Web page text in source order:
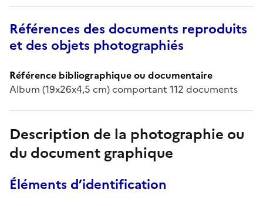
Références des documents reproduits
et des objets photographiés
Référence bibliographique ou documentaire
Album (19x26x4,5 cm) comportant 112 documents
Description de la photographie ou
du document graphique
Éléments d’identification